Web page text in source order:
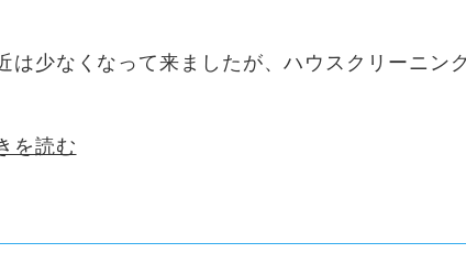
は少なくなって来ましたが、ハウスクリーニン
を読む